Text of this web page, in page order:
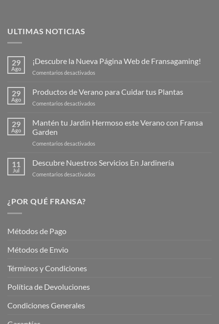
ULTIMAS NOTICIAS
29
Ago
¡Descubre la Nueva Página Web de Fransagaming!
Comentarios desactivados
Nueva
de
29
Ago
Productos de Verano para Cuidar tus Plantas
Comentarios desactivados
de
Plantas
29
Ago
Mantén tu Jardín Hermoso este Verano con Fransa
Garden
Comentarios desactivados
tu
11
Jul
Descubre Nuestros Servicios En Jardinería
Comentarios desactivados
¿POR QUÉ FRANSA?
Métodos de Pago
Métodos de Envio
Términos y Condiciones
Política de Devoluciones
Condiciones Generales